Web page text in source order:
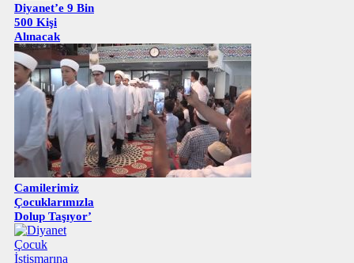
Diyanet’e 9 Bin
500 Kişi
Alınacak
Camilerimiz
Çocuklarımızla
Dolup Taşıyor’